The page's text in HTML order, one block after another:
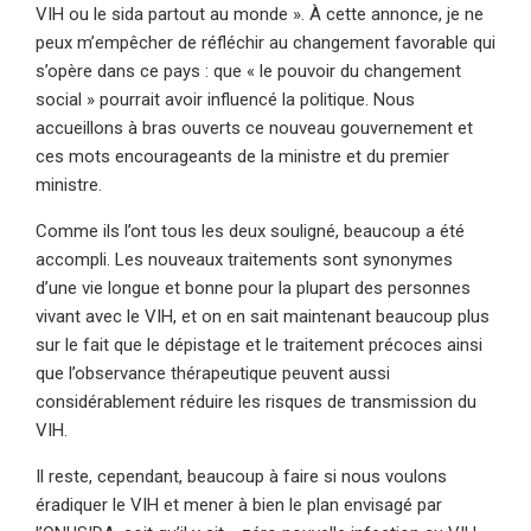
VIH ou le sida partout au monde ». À cette annonce, je ne
peux m’empêcher de réfléchir au changement favorable qui
s’opère dans ce pays : que « le pouvoir du changement
social » pourrait avoir influencé la politique. Nous
accueillons à bras ouverts ce nouveau gouvernement et
ces mots encourageants de la ministre et du premier
ministre.
Comme ils l’ont tous les deux souligné, beaucoup a été
accompli. Les nouveaux traitements sont synonymes
d’une vie longue et bonne pour la plupart des personnes
vivant avec le VIH, et on en sait maintenant beaucoup plus
sur le fait que le dépistage et le traitement précoces ainsi
que l’observance thérapeutique peuvent aussi
considérablement réduire les risques de transmission du
VIH.
Il reste, cependant, beaucoup à faire si nous voulons
éradiquer le VIH et mener à bien le plan envisagé par